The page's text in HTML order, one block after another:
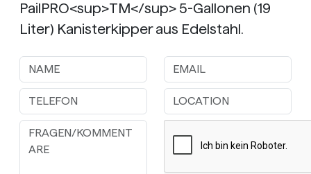
PailPRO<sup>TM</sup> 5-Gallonen (19
Liter) Kanisterkipper aus Edelstahl.